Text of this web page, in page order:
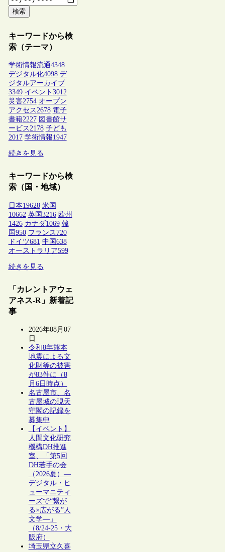
検索
キーワードから検
索（テーマ）
学術情報流通4348
デジタル化4098 デ
ジタルアーカイブ
3349 イベント 3012
災害2754 オープン
アクセス 2678 電子
書籍2227 図書館サ
ービス 2178 子ども
2017 学術情報1947
続きを見る
キーワードから検
索（国・地域）
日本19628 米国
10662 英国3216 欧州
1426 カナダ1069 韓
国950 フランス 720
ドイツ681 中国638
オーストラリア599
続きを見る
「カレントアウェ
アネス-R」新着記
事
2026年08月07
日
令和8年熊本
地震による文
化財等の被害
が83件に（8
月6日時点）
名古屋市、名
古屋城の現天
守閣の記録を
募集中
【イベント】
人間文化研究
機構DH推進
室、「第5回
DH若手の会
（2026夏）―
デジタル・ヒ
ューマニティ
ーズで“繋が
る×広がる”人
文学―」
（8/24-25・大
阪府）
埼玉県立久喜